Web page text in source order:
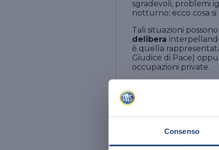
Consenso
sgradevoli, problemi
notturno: ecco cosa
Tali situazioni
delibera
è quella
Giudice di Pace)
occupazioni private.
Cosa succede